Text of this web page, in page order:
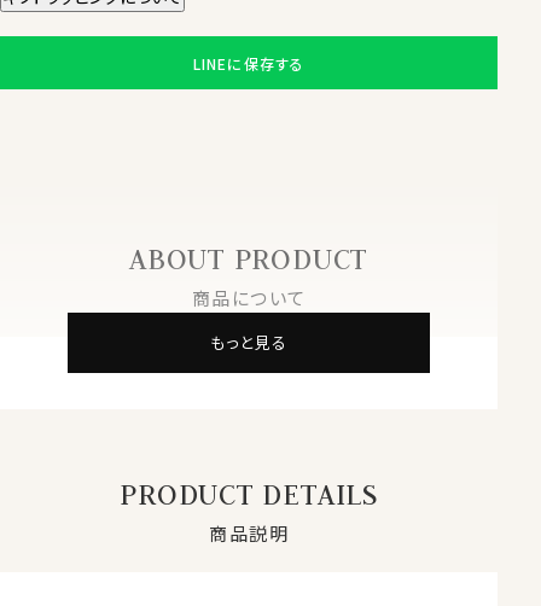
LINEに保存する
ABOUT PRODUCT
商品について
もっと見る
PRODUCT DETAILS
商品説明